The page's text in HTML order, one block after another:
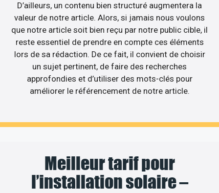
D’ailleurs, un contenu bien structuré augmentera la
valeur de notre article. Alors, si jamais nous voulons
que notre article soit bien reçu par notre public cible, il
reste essentiel de prendre en compte ces éléments
lors de sa rédaction. De ce fait, il convient de choisir
un sujet pertinent, de faire des recherches
approfondies et d’utiliser des mots-clés pour
améliorer le référencement de notre article.
Meilleur tarif pour
l’installation solaire –